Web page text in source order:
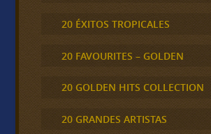
20 ÉXITOS TROPICALES
20 FAVOURITES – GOLDEN
20 GOLDEN HITS COLLECTION
20 GRANDES ARTISTAS